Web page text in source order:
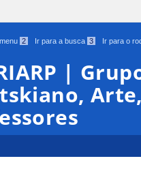
2 Ir para a busca 3 Ir para o
|